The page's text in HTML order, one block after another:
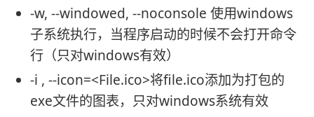
-w, --windowed, --noconsole 使用windows
子系统执行，当程序启动的时候不会打开命令
行（只对windows有效）
-i , --icon=<File.ico>将file.ico添加为打包的
exe文件的图表，只对windows系统有效